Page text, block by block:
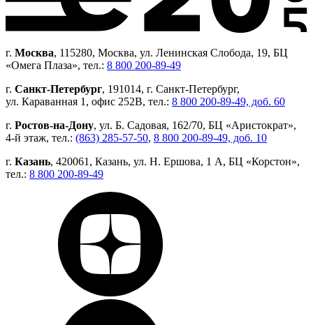
г. Москва, 115280, Москва, ул. Ленинская Слобода, 19, БЦ
«Омега Плаза», тел.: 8 800 200-89-49
г. Санкт-Петербург, 191014, г. Санкт-Петербург,
ул. Караванная 1, офис 252В, тел.: 8 800 200-89-49, доб. 60
г. Ростов-на-Дону, ул. Б. Садовая, 162/70, БЦ «Аристократ»,
4-й этаж, тел.: (863) 285-57-50, 8 800 200-89-49, доб. 10
г. Казань, 420061, Казань, ул. Н. Ершова, 1 А, БЦ «Корстон»,
тел.: 8 800 200-89-49